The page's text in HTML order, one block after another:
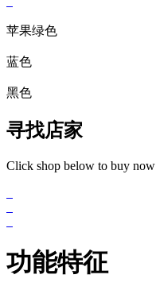
苹果绿色
蓝色
黑色
寻找店家
Click shop below to buy now
功能特征